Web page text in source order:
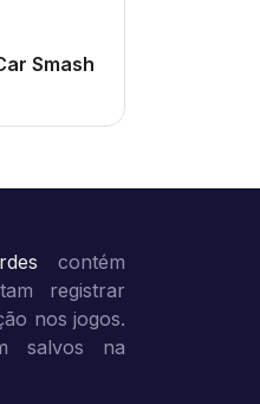
Smash
contém
registrar
nos jogos.
salvos na